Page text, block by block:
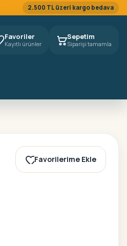
2.500 TL üzeri kargo bedava
Favoriler
Kayıtlı ürünler
Sepetim
Siparişi tamamla
Favorilerime Ekle